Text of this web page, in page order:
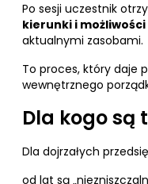
Po sesji uczestnik
kierunki i możliwości
aktualnymi zasobami.
To proces, który daje
wewnętrznego
Dla kogo są
Dla dojrzałych
od lat są